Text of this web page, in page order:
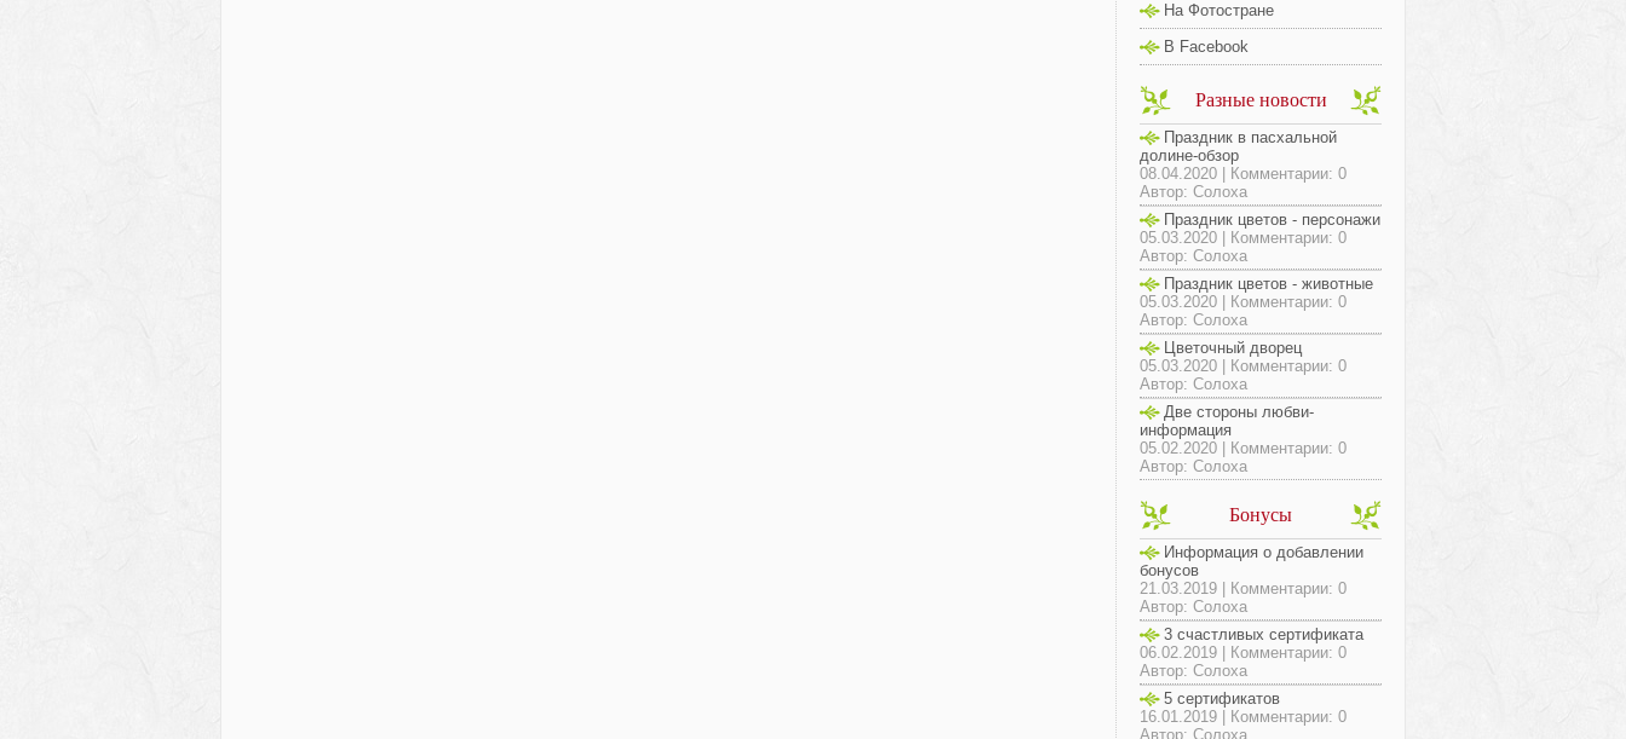
На Фотостране
В Facebook
Разные новости
Праздник в пасхальной
долине-обзор
08.04.2020 | Комментарии: 0
Автор: Солоха
Праздник цветов - персонажи
05.03.2020 | Комментарии: 0
Автор: Солоха
Праздник цветов - животные
05.03.2020 | Комментарии: 0
Автор: Солоха
Цветочный дворец
05.03.2020 | Комментарии: 0
Автор: Солоха
Две стороны любви-
информация
05.02.2020 | Комментарии: 0
Автор: Солоха
Бонусы
Информация о добавлении
бонусов
21.03.2019 | Комментарии: 0
Автор: Солоха
3 счастливых сертификата
06.02.2019 | Комментарии: 0
Автор: Солоха
5 сертификатов
16.01.2019 | Комментарии: 0
Автор: Солоха